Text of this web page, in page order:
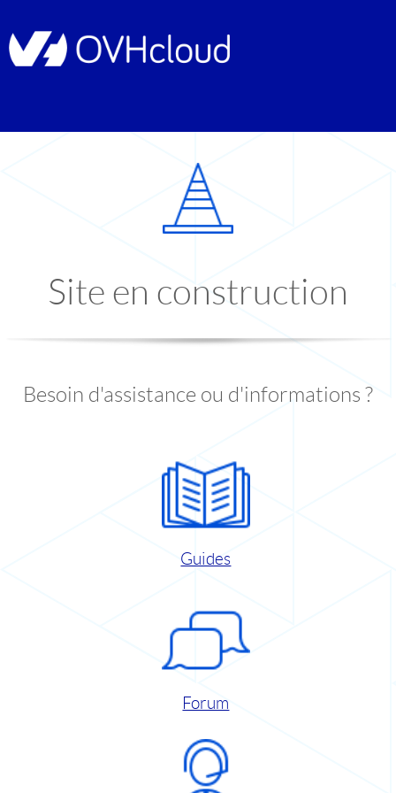
Site en construction
Besoin d'assistance ou d'informations ?
Guides
Forum